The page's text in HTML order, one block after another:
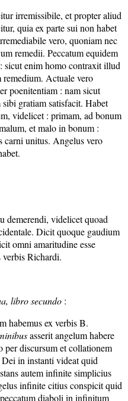
irremissibile, et propter aliud
quia ex parte sui non habet
vero, quoniam nec
remedii. Peccatum equidem
sicut enim homo contraxit illud
Actuale vero
poenitentiam : nam sicut
gratiam satisfacit. Habet
videlicet : primam, ad bonum
et malo in bonum :
carni unitus. Angelus vero
demerendi, videlicet quoad
Dicit quoque gaudium
omni amaritudine esse
verbis Richardi.
libro secundo :
habemus ex verbis B.
asserit angelum habere
per discursum et collationem
in instanti videat quid
autem infinite simplicius
infinite citius conspicit quid
diaboli in infinitum